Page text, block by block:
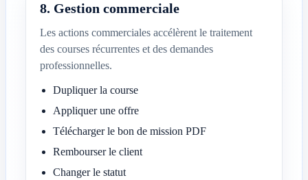
8. Gestion commerciale
Les actions commerciales accélèrent le traitement
des courses récurrentes et des demandes
professionnelles.
Dupliquer la course
Appliquer une offre
Télécharger le bon de mission PDF
Rembourser le client
Changer le statut